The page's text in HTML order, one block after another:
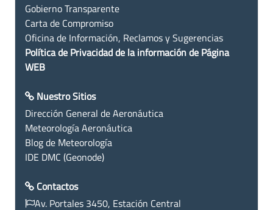
Gobierno Transparente
Carta de Compromiso
Oficina de Información, Reclamos y Sugerencias
Política de Privacidad de la información de Página
WEB
Nuestro Sitios
Dirección General de Aeronáutica
Meteorología Aeronáutica
Blog de Meteorología
IDE DMC (Geonode)
Contactos
Av. Portales 3450, Estación Central